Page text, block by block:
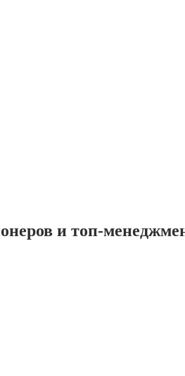
и топ-